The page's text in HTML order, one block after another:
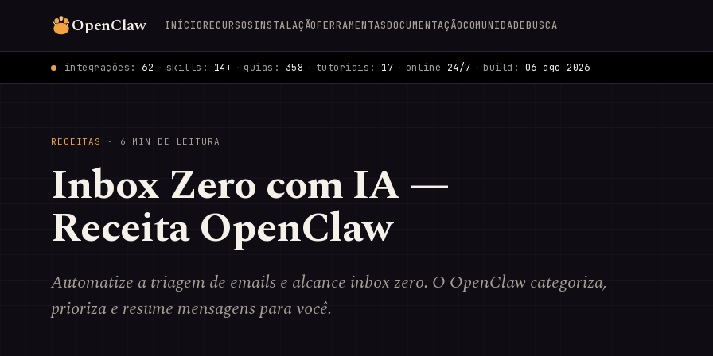
OpenClaw INÍCIORECURSOSINSTALAÇÃOFERRAMENTASDOCUMENTAÇÃOCOMUNIDADEBUSCA
integrações: 62 · skills: 14+ · guias: 358 · tutoriais: 17 · online 24/7 · build: 06 ago 2026
RECEITAS · 6 MIN DE LEITURA
Inbox Zero com IA —
Receita OpenClaw
Automatize a triagem de emails e alcance inbox zero. O OpenClaw categoriza,
prioriza e resume mensagens para você.